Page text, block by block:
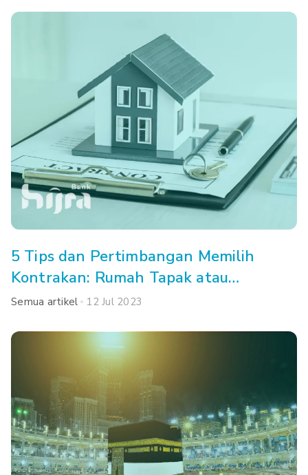
5 Tips dan Pertimbangan Memilih
Kontrakan: Rumah Tapak atau
Apartemen, Ya?
Semua artikel 12 Jul 2023